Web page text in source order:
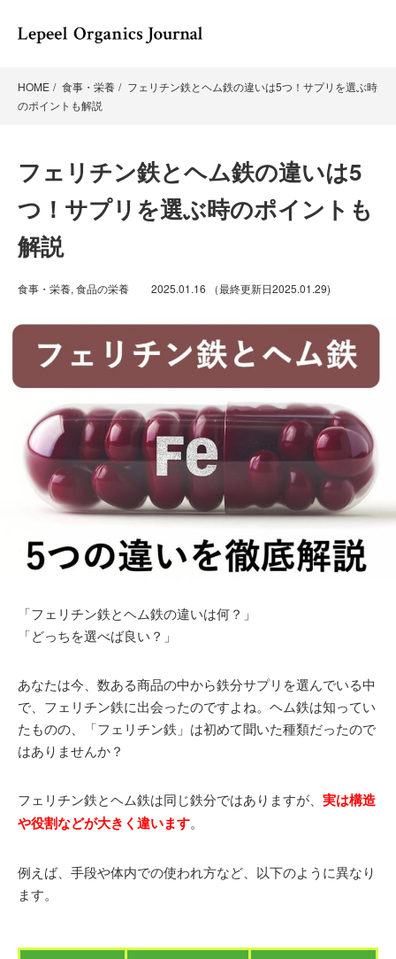
HOME 食事・栄養
フェリチン鉄とヘム鉄の違いは5つ！サプリを選ぶ時
のポイントも解説
フェリチン鉄とヘム鉄の違いは5
つ！サプリを選ぶ時のポイントも
解説
食事・栄養, 食品の栄養 2025.01.16 （最終更新日2025.01.29)
「フェリチン鉄とヘム鉄の違いは何？」
「どっちを選べば良い？」
あなたは今、数ある商品の中から鉄分サプリを選んでいる中
で、フェリチン鉄に出会ったのですよね。ヘム鉄は知ってい
たものの、「フェリチン鉄」は初めて聞いた種類だったので
はありませんか？
フェリチン鉄とヘム鉄は同じ鉄分ではありますが、 実は構造
や役割などが大きく違います。
例えば、手段や体内での使われ方など、以下のように異なり
ます。